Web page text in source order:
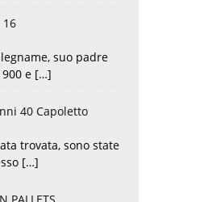
suo padre
900 e […]
40 Capoletto
trovata, sono state
[…]